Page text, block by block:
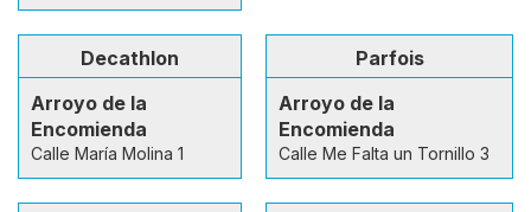
Decathlon
Arroyo de la
Encomienda
Calle María Molina 1
Parfois
Arroyo de la
Encomienda
Calle Me Falta un Tornillo 3